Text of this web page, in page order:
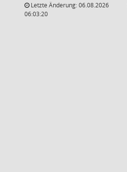
Letzte Änderung: 06.08.2026
06:03:20